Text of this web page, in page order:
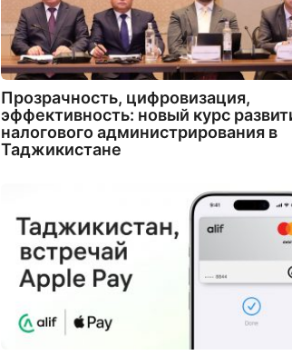
Прозрачность, цифровизация,
эффективность: новый курс
налогового администрирования в
Таджикистане